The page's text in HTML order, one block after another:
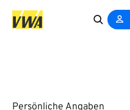
Persönliche Angaben